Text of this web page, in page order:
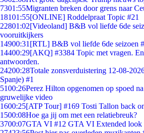
7301:55Migranten breken door grens naar
18101:55[ONLINE] Roddelpraat Topic #21
22801:02[Videoland] B&B vol liefde 6de
vooruitkijkers
14900:31 [RTL] B&B vol liefde 6de seizoen
14400:29[AKQ] #3384 Topic met vragen. En
antwoorden.
24200:28Totale zonsverduistering 12-08-
Spanje) #1
5100:26Perez Hilton opgenomen op spoed
gruwelijke video
1600:25[ATP Tour] #169 Tosti Tallon back
1500:08Hoe ga jij om met een relatiebreuk?
3700:07GTA VI #12 GTA VI Extended